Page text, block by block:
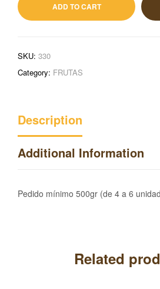
ADD TO CART
SKU: 330
Category: FRUTAS
Description
Additional Information
Pedido mínimo 500gr (de 4 a 6
Related